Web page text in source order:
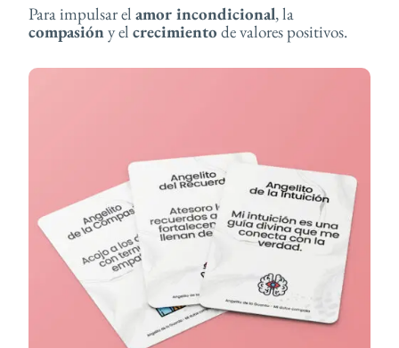
Para impulsar elamor incondicional, la
compasióny elcrecimiento de valores positivos.